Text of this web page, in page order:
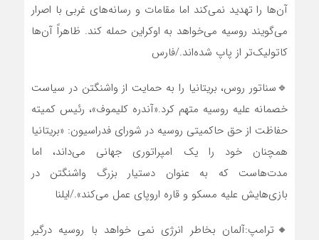
آن‌ها را تهدید نمی‌کند اما مقامات و رسانه‌های غربی با اصرار
می‌گویند روسیه می‌خواهد به اوکراین حمله کند. ظاهراً آن‌ها
کاتولیک‌تر از پاپ شده‌اند./فارس
🔹سناتور روس، بریتانیا را به حمایت از واشنگتن در سیاست
خصمانه علیه روسیه متهم کرد.«آندره کلیموف»، رئیس کمیته
حفاظت از حق حاکمیتی روسیه در شورای فدراسیون: «بریتانیا
همچنان خود را یک امپراتوری جهانی می‌داند، اما
مدت‌هاست که به عنوان دستیار بزرگ واشنگتن در
بازی‌هایش علیه مسکو و قاره اروپای عمل می‌کند»./ایلنا
🔸ترامپ:آلمان بخاطر انرژى نمى خواهد با روسیه درگیر